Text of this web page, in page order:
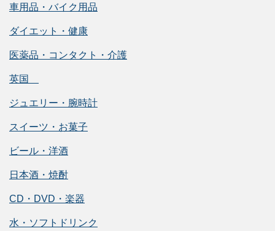
車用品・バイク用品
ダイエット・健康
医薬品・コンタクト・介護
英国
ジュエリー・腕時計
スイーツ・お菓子
ビール・洋酒
日本酒・焼酎
CD・DVD・楽器
水・ソフトドリンク